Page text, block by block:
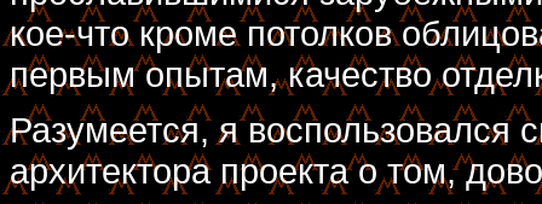
кое-что кроме потолков
первым опытам, качество
Разумеется, я воспользовался
архитектора проекта о том,